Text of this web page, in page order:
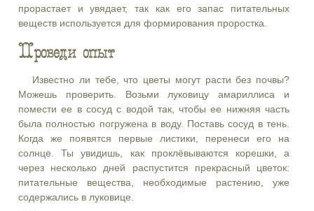
прорастает и увядает, так как его запас питательных
веществ используется для формирования проростка.
Проведи опыт
Известно ли тебе, что цветы могут расти без почвы?
Можешь проверить. Возьми луковицу амариллиса и
помести ее в сосуд с водой так, чтобы ее нижняя часть
была полностью погружена в воду. Поставь сосуд в тень.
Когда же появятся первые листики, перенеси его на
солнце. Ты увидишь, как проклёвываются корешки, а
через несколько дней распустится прекрасный цветок:
питательные вещества, необходимые растению, уже
содержались в луковице.